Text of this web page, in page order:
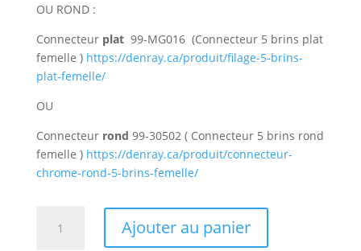
OU ROND :
Connecteur plat99-MG016 (Connecteur 5 brins plat
femelle ) https://denray.ca/produit/filage-5-brins-
plat-femelle/
OU
Connecteur rond 99-30502 ( Connecteur 5 brins rond
femelle ) https://denray.ca/produit/connecteur-
chrome-rond-5-brins-femelle/
Ajouter au panier